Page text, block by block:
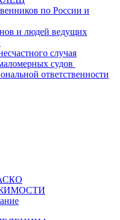
по России и
и людей ведущих
случая
судов
ответственности